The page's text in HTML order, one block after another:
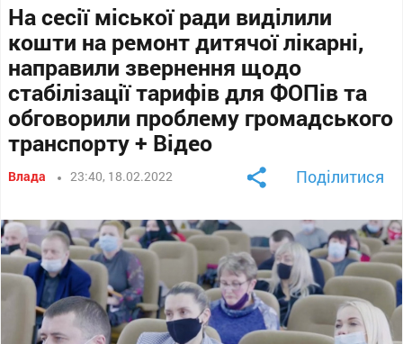
На сесії міської ради виділили
кошти на ремонт дитячої лікарні,
направили звернення щодо
стабілізації тарифів для ФОПів та
обговорили проблему громадського
транспорту + Відео
Влада 23:40, 18.02.2022 Поділитися